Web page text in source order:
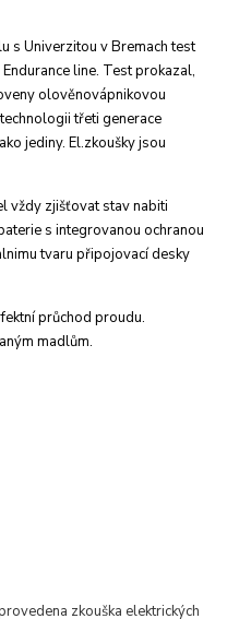
s Univerzitouv Bremach test
line. Test prokazal,
olověnovápnikovou
třeti generace
jediny. El.zkoušky jsou
vždy zjišťovat stav nabiti
s integrovanou ochranou
tvarupřipojovací desky
průchod proudu.
madlům.
zkouška elektrických